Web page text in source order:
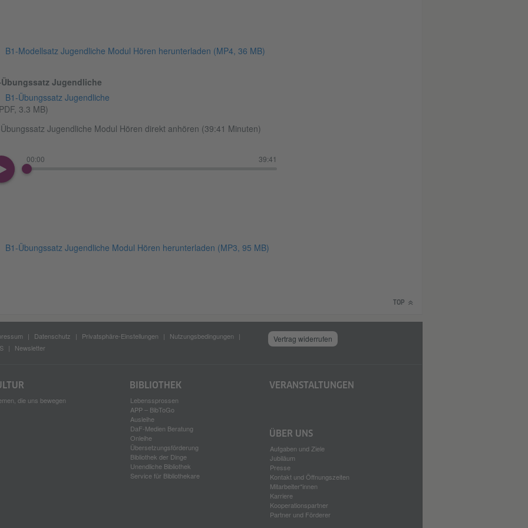
B1-Modellsatz Jugendliche Modul Hören herunterladen (MP4, 36 MB)
Übungssatz Jugendliche
B1-Übungssatz Jugendliche
3.3 MB)
Jugendliche Modul Hören direkt anhören (39:41 Minuten)
00:00 39:41
B1-Übungssatz Jugendliche Modul Hören herunterladen (MP3, 95 MB)
TOP
Datenschutz Privatsphäre-Einstellungen
Nutzungsbedingungen
Newsletter
Vertrag widerrufen
die uns bewegen
BIBLIOTHEK
Lebenssprossen
APP – BibToGo
Ausleihe
DaF-Medien Beratung
Onleihe
Übersetzungsförderung
Bibliothek der Dinge
Unendliche Bibliothek
Service für Bibliothekare
VERANSTALTUNGEN
ÜBER UNS
Aufgaben und Ziele
Jubiläum
Presse
Kontakt und Öffnungszeiten
Mitarbeiter*innen
Karriere
Kooperationspartner
Partner und Förderer